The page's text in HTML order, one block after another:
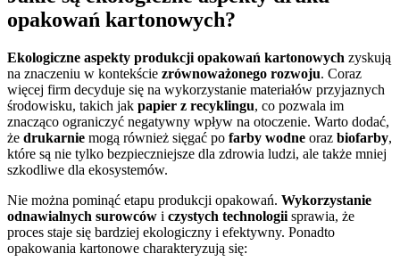
opakowań kartonowych?
Ekologiczne aspekty produkcji opakowań kartonowych zyskują
na znaczeniu w kontekście zrównoważonego rozwoju. Coraz
więcej firm decyduje się na wykorzystanie materiałów przyjaznych
środowisku, takich jak papier z recyklingu, co pozwala im
znacząco ograniczyć negatywny wpływ na otoczenie. Warto dodać,
że drukarnie mogą również sięgać po farby wodne oraz biofarby,
które są nie tylko bezpieczniejsze dla zdrowia ludzi, ale także mniej
szkodliwe dla ekosystemów.
Nie można pominąć etapu produkcji opakowań. Wykorzystanie
odnawialnych surowców i czystych technologii sprawia, że
proces staje się bardziej ekologiczny i efektywny. Ponadto
opakowania kartonowe charakteryzują się: